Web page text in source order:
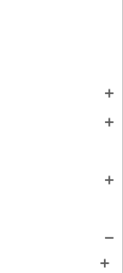
add
add
add
remove
add